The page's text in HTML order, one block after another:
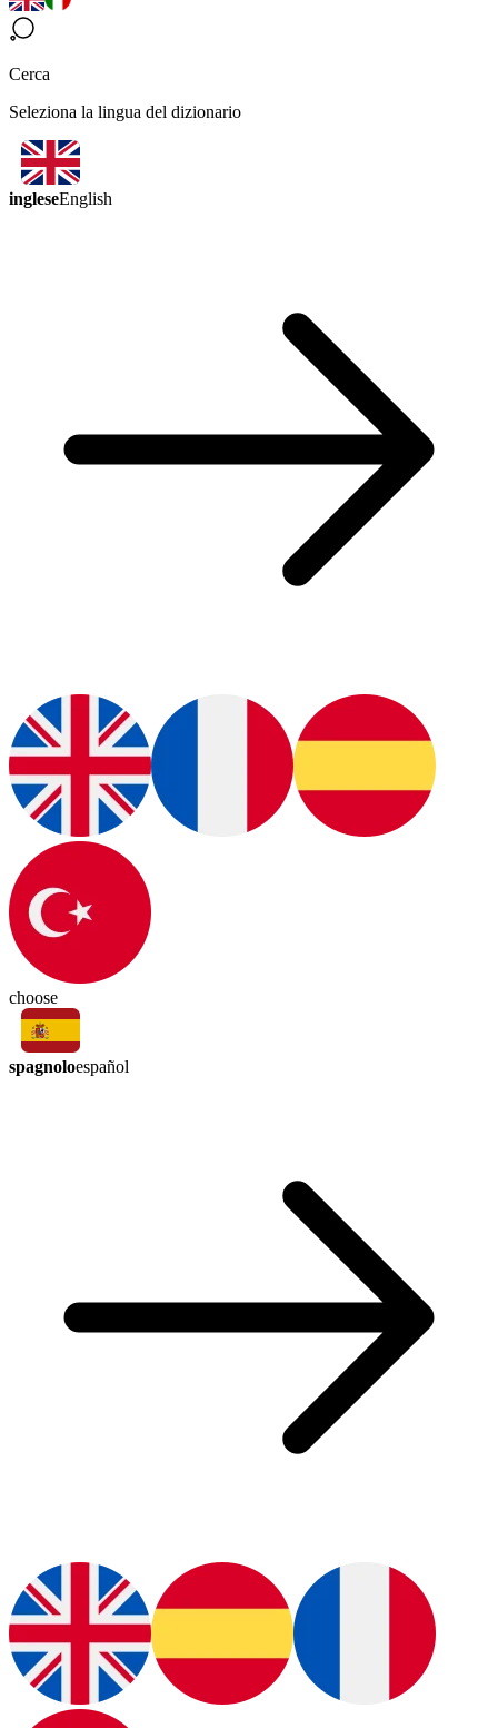
Cerca
Seleziona la lingua del dizionario
ingleseEnglish
choose
spagnoloespañol